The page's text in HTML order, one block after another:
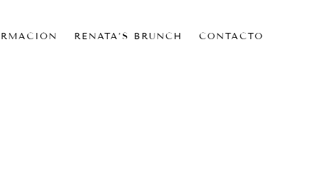
RENATA’S BRUNCH CONTACTO